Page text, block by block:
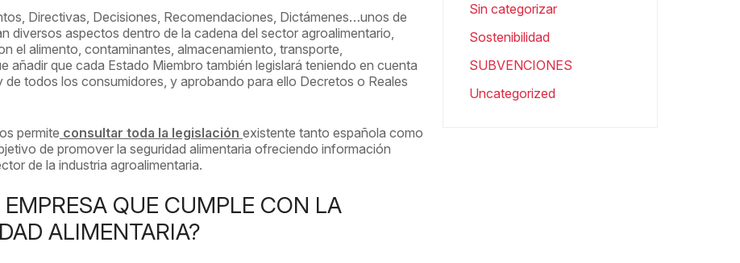
Directivas, Decisiones, Recomendaciones, Dictámenes…unos de
diversos aspectos dentro de la cadena del sector agroalimentario,
el alimento, contaminantes, almacenamiento, transporte,
que cada Estado Miembro también legislará teniendo en cuenta
todos los consumidores, y aprobando para ello Decretos o Reales
permite consultar toda la legislación existente tanto española como
de promover la seguridad alimentaria ofreciendo información
de la industria agroalimentaria.
QUE CUMPLE CON LA
ALIMENTARIA?
Sin categorizar
Sostenibilidad
SUBVENCIONES
Uncategorized